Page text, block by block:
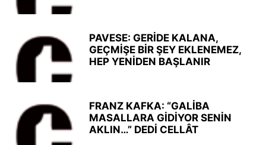
PAVESE: GERİDE KALANA,
GEÇMİŞE BİR ŞEY EKLENEMEZ,
HEP YENİDEN BAŞLANIR
FRANZ KAFKA: “GALİBA
MASALLARA GİDİYOR SENİN
AKLIN…” DEDİ CELLÂT